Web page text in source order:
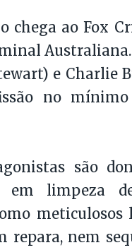
chega ao Fox
Australiana.
e Charlie
no
são
em limpeza
meticulosos
repara, nem